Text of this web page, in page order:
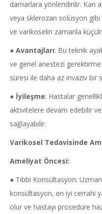
damarlara yönlendirilir. Kan
veya sklerozan solüsyon gibi
ve varikoselin zamanla
● Avantajları: Bu teknik
ve genel anestezi
süresi ile daha az invaziv bir
● İyileşme: Hastalar
aktivitelere devam edebilir
sağlayabilir.
Varikosel Tedavisinde
Ameliyat Öncesi:
● Tıbbi Konsültasyon:
konsültasyon, en iyi cerrahi
olur ve hastayı prosedüre